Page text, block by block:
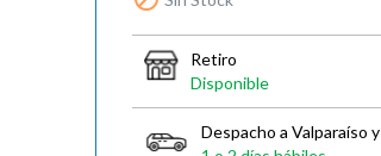
Retiro
Disponible
Despacho a Valparaíso